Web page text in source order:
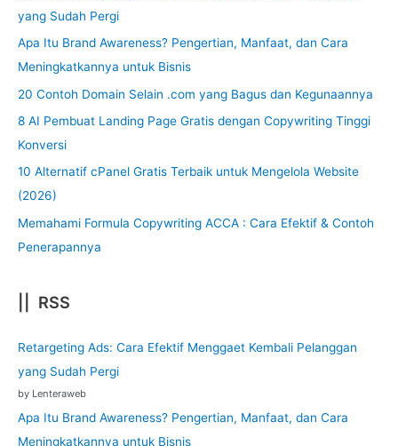
yang Sudah Pergi
Apa Itu Brand Awareness? Pengertian, Manfaat, dan Cara
Meningkatkannya untuk Bisnis
20 Contoh Domain Selain .com yang Bagus dan Kegunaannya
8 AI Pembuat Landing Page Gratis dengan Copywriting Tinggi
Konversi
10 Alternatif cPanel Gratis Terbaik untuk Mengelola Website
(2026)
Memahami Formula Copywriting ACCA : Cara Efektif & Contoh
Penerapannya
|| RSS
Retargeting Ads: Cara Efektif Menggaet Kembali Pelanggan
yang Sudah Pergi
by Lenteraweb
Apa Itu Brand Awareness? Pengertian, Manfaat, dan Cara
Meningkatkannya untuk Bisnis